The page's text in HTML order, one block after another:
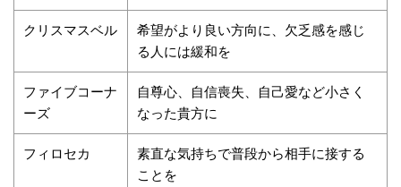
クリスマスベル
希望がより良い方向に、欠乏感を感じ
る人には緩和を
ファイブコーナ
ーズ
自尊心、自信喪失、自己愛など小さく
なった貴方に
フィロセカ
素直な気持ちで普段から相手に接する
ことを